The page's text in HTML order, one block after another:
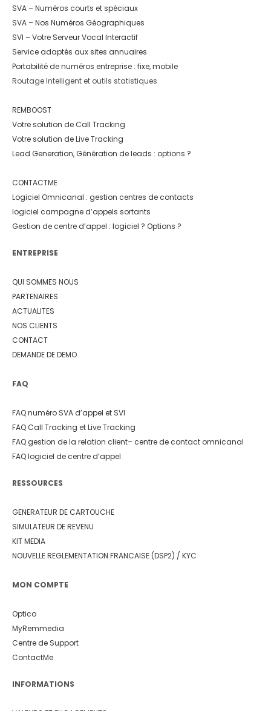
SVA – Numéros courts et spéciaux
SVA – Nos Numéros Géographiques
SVI – Votre Serveur Vocal Interactif
Service adaptés aux sites annuaires
Portabilité de numéros entreprise : fixe, mobile
Routage Intelligent et outils statistiques
REMBOOST
Votre solution de Call Tracking
Votre solution de Live Tracking
Lead Generation, Génération de leads : options ?
CONTACTME
Logiciel Omnicanal : gestion centres de contacts
logiciel campagne d’appels sortants
Gestion de centre d’appel : logiciel ? Options ?
ENTREPRISE
QUI SOMMES NOUS
PARTENAIRES
ACTUALITES
NOS CLIENTS
CONTACT
DEMANDE DE DEMO
FAQ
FAQ numéro SVA d’appel et SVI
FAQ Call Tracking et Live Tracking
FAQ gestion de la relation client– centre de contact omnicanal
FAQ logiciel de centre d’appel
RESSOURCES
GENERATEUR DE CARTOUCHE
SIMULATEUR DE REVENU
KIT MEDIA
NOUVELLE REGLEMENTATION FRANCAISE (DSP2) / KYC
MON COMPTE
Optico
MyRemmedia
Centre de Support
ContactMe
INFORMATIONS